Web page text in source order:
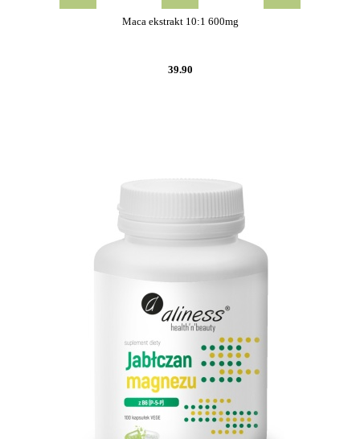
Maca ekstrakt 10:1 600mg
39.90